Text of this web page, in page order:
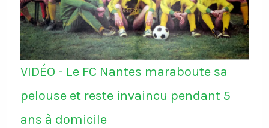
VIDÉO - Le FC Nantes maraboute sa
pelouse et reste invaincu pendant 5
ans à domicile